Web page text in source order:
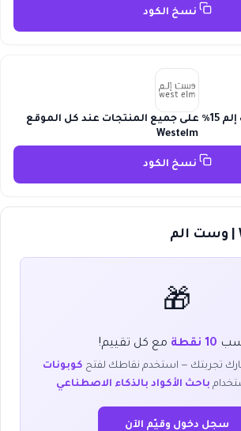
نسخ الكود
كوبون خصم وست إلم 15٪ على جميع المنتجات عند كل الموقع
Westelm
نسخ الكود
🎁
10 نقطة مع كل تقييم!
تجربتك — استخدم نقاطك لفتح كوبونات
باحث الأكواد بالذكاء الاصطناعي
سجل دخول وقيّم الآن